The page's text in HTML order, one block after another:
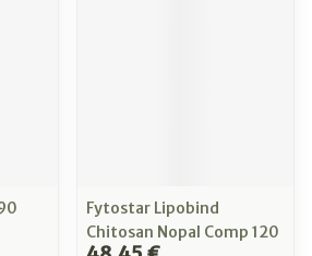
Fytostar Lipobind
Chitosan Nopal Comp 120